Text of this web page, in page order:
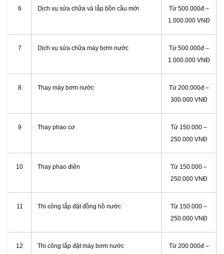
6 Dịch vụ sửa chữa và lắp bồn cầu mới
Từ 500.000đ –
1.000.000 VNĐ
7 Dịch vụ sửa chữa máy bơm nước
Từ 500.000đ –
1.000.000 VNĐ
8 Thay máy bơm nước
Từ 200.000đ –
300.000 VNĐ
9 Thay phao cơ
Từ 150.000 –
250.000 VNĐ
10 Thay phao điện
Từ 150.000 –
250.000 VNĐ
11 Thi công lắp đặt đồng hồ nước
Từ 150.000 –
250.000 VNĐ
12 Thi công lắp đặt máy bơm nước
Từ 200.000đ –